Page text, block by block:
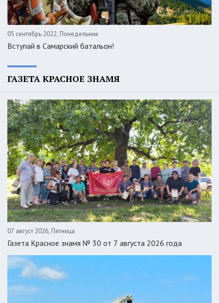
05 сентябрь 2022, Понедельник
Вступай в Самарский батальон!
ГАЗЕТА КРАСНОЕ ЗНАМЯ
07 август 2026, Пятница
Газета Красное знамя № 30 от 7 августа 2026 года